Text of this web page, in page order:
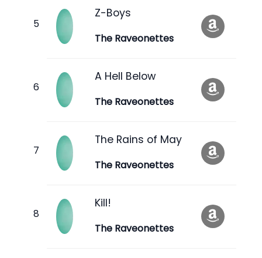
Z-Boys
The Raveonettes
A Hell Below
The Raveonettes
The Rains of May
The Raveonettes
Kill!
The Raveonettes